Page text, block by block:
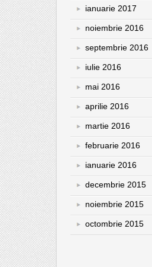
ianuarie 2017
noiembrie 2016
septembrie 2016
iulie 2016
mai 2016
aprilie 2016
martie 2016
februarie 2016
ianuarie 2016
decembrie 2015
noiembrie 2015
octombrie 2015